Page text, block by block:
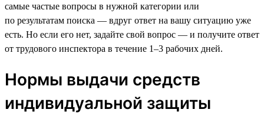
самые частые вопросы в нужной категории или
по результатам поиска — вдруг ответ на вашу ситуацию уже
есть. Но если его нет, задайте свой вопрос — и получите ответ
от трудового инспектора в течение 1–3 рабочих дней.
Нормы выдачи средств
индивидуальной защиты